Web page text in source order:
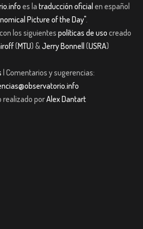
es la traducción oficial en español
Picture of the Day".
los siguientes políticas de uso creado
(MTU) &Jerry Bonnell (USRA)
| Comentarios y sugerencias:
realizado porAlex Dantart